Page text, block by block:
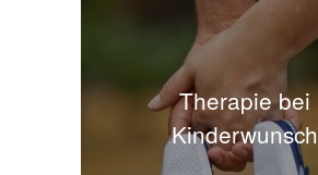
Therapie bei
Kinderwunsch